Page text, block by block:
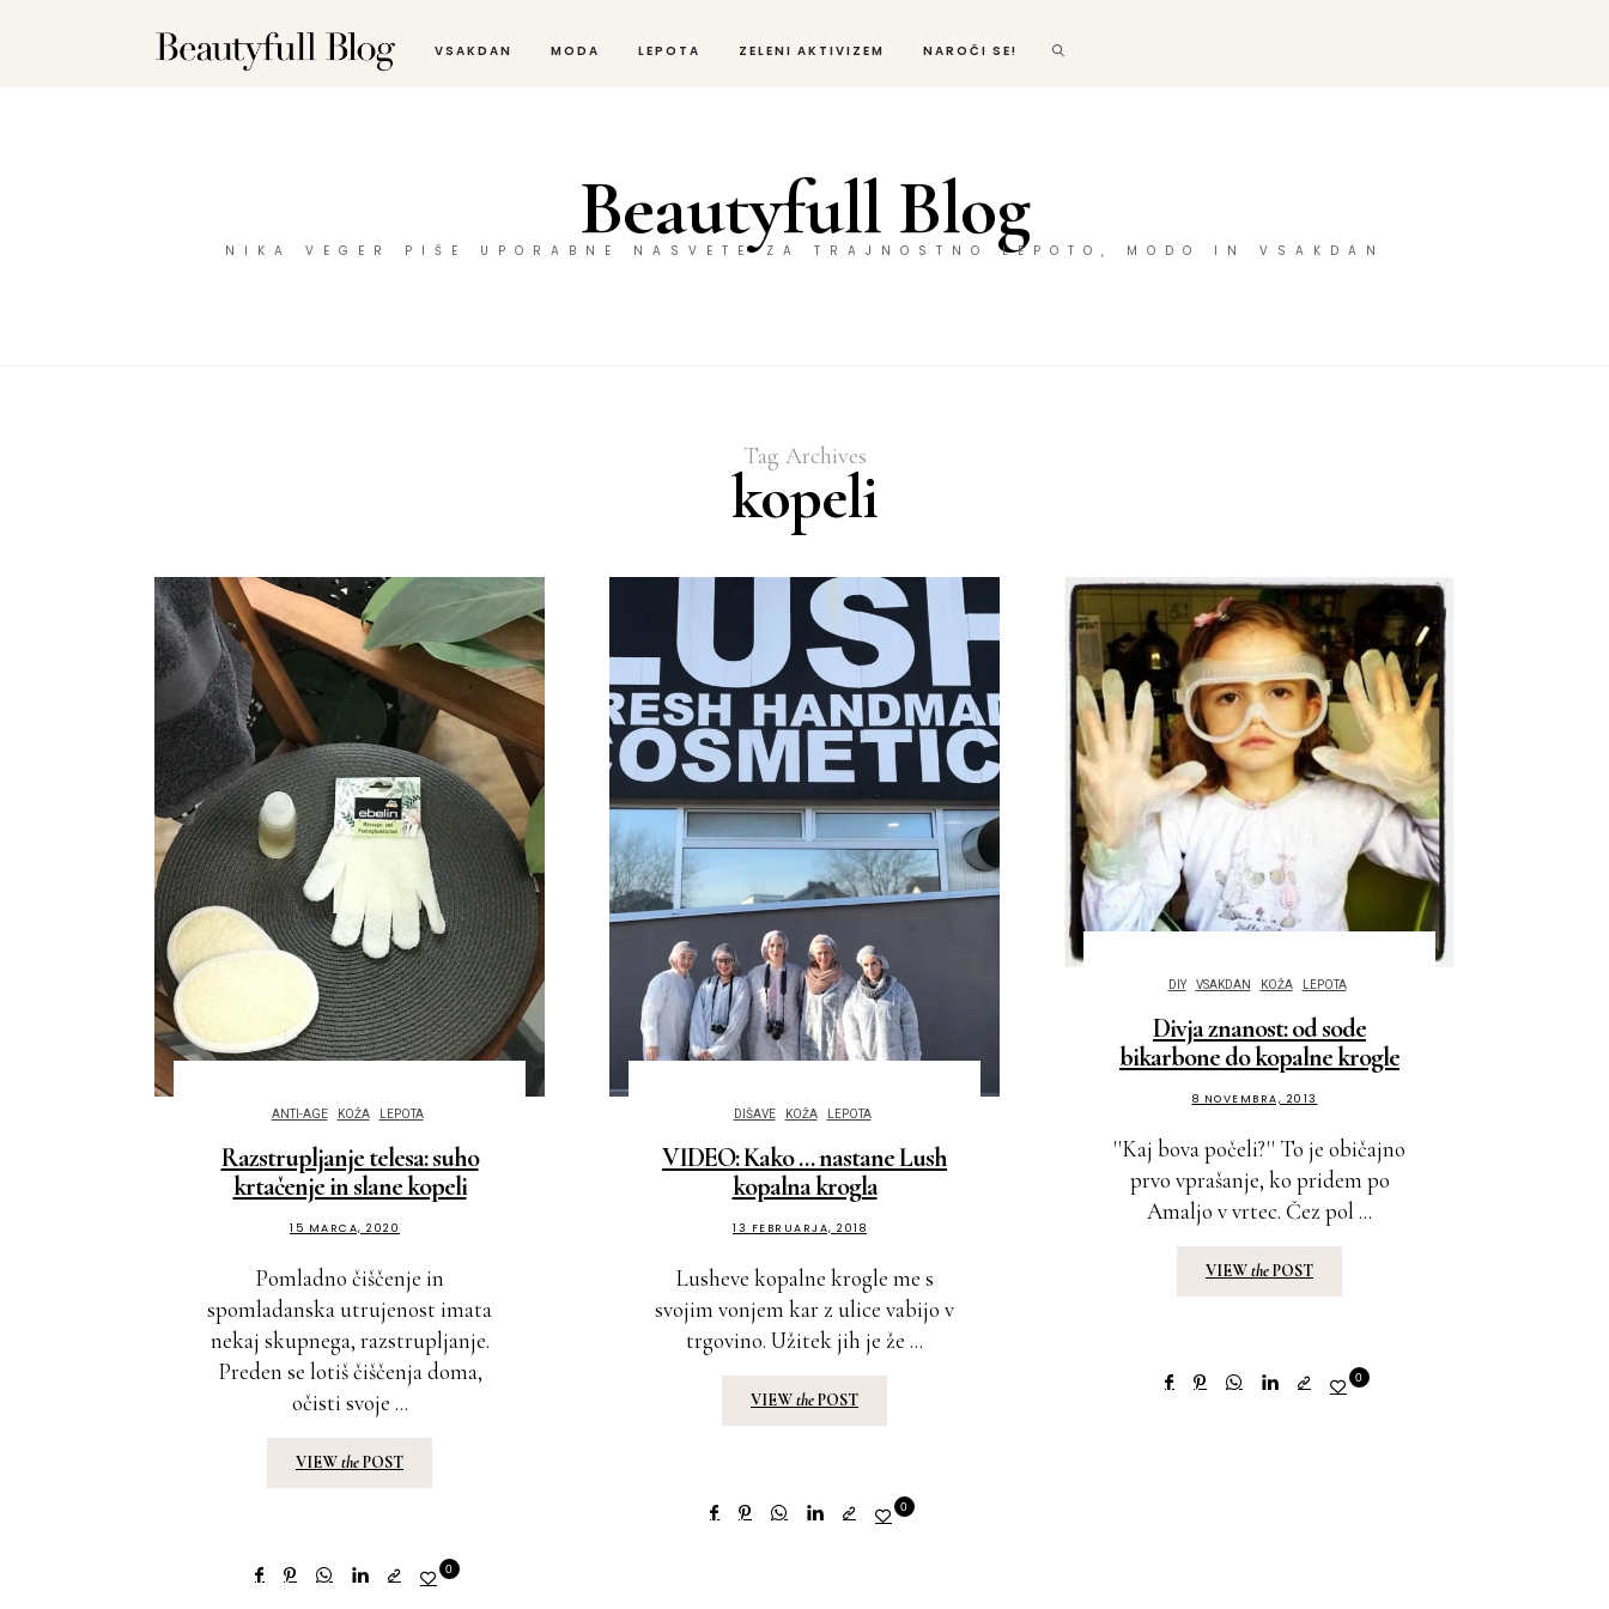
VSAKDAN MODA LEPOTA ZELENI AKTIVIZEM NAROČI SE!
Beautyfull Blog
NIKA VEGER PIŠE UPORABNE NASVETE ZA TRAJNOSTNO LEPOTO, MODO IN VSAKDAN
Tag Archives
kopeli
ANTI-AGE KOŽA LEPOTA
Razstrupljanje telesa: suho
krtačenje in slane kopeli
15 MARCA, 2020
Pomladno čiščenje in
spomladanska utrujenost imata
nekaj skupnega, razstrupljanje.
Preden se lotiš čiščenja doma,
očisti svoje ...
VIEWthePOST
0
DIŠAVE KOŽA LEPOTA
VIDEO: Kako … nastane Lush
kopalna krogla
13 FEBRUARJA, 2018
Lusheve kopalne krogle me s
svojim vonjem kar z ulice vabijo v
trgovino. Užitek jih je že ...
VIEWthePOST
0
DIY VSAKDAN KOŽA LEPOTA
Divja znanost: od sode
bikarbone do kopalne krogle
8 NOVEMBRA, 2013
''Kaj bova počeli?'' To je običajno
prvo vprašanje, ko pridem po
Amaljo v vrtec. Čez pol ...
VIEWthePOST
0